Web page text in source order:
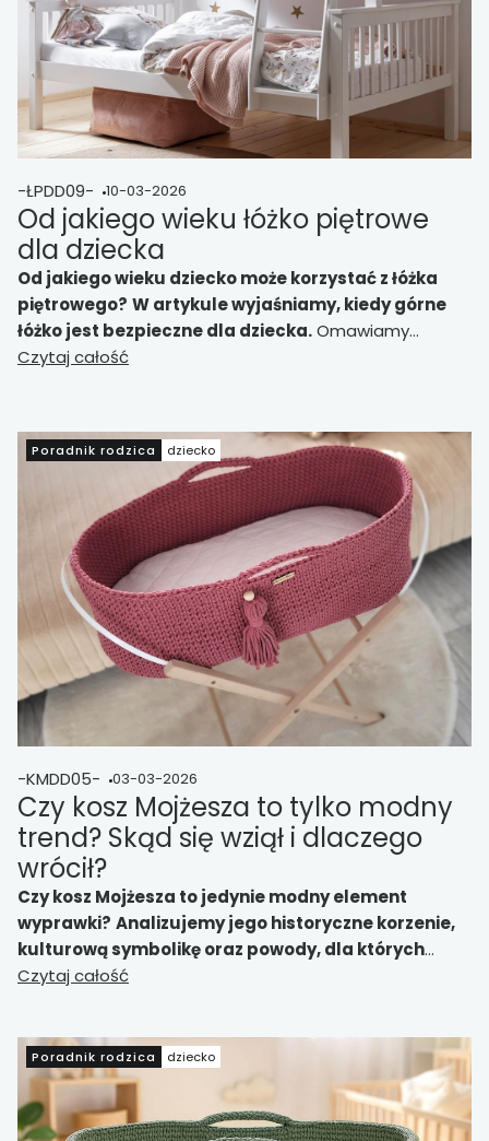
-ŁPDD09- 10-03-2026
Od jakiego wieku łóżko piętrowe
dla dziecka
Od jakiego wieku dziecko może korzystać z łóżka
piętrowego? W artykule wyjaśniamy, kiedy górne
łóżko jest bezpieczne dla dziecka.Omawiamy
zalecenia producentów, znaczenie rozwoju ruchowego,
Czytaj całość
Poradnik rodzica dziecko
-KMDD05- 03-03-2026
Czy kosz Mojżesza to tylko modny
trend? Skąd się wziął i dlaczego
wrócił?
Czy kosz Mojżesza to jedynie modny element
wyprawki? Analizujemy jego historyczne korzenie,
kulturową symbolikę oraz powody, dla których
wrócił do współczesnych sypialni.
Czytaj całość
Poradnik rodzica dziecko